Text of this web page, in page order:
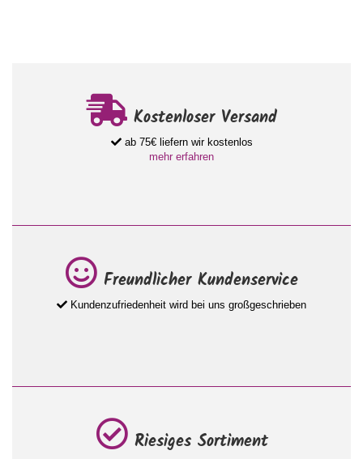
Kostenloser Versand
ab 75€ liefern wir kostenlos
mehr erfahren
Freundlicher Kundenservice
Kundenzufriedenheit wird bei uns großgeschrieben
Riesiges Sortiment